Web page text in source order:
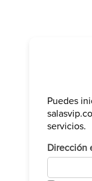
Puedes
servicios.
Dirección